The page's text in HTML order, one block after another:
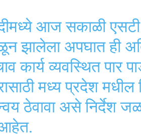
आज सकाळी एसटी
झालेला अपघात ही
व्यवस्थित पार
मध्य प्रदेश मधील
ठेवावा असे निर्देश
आहेत.